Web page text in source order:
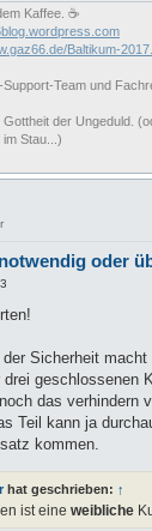
Kaffee. ☕
Baltikum-
Team und
der Ungeduld.
Stau...)
oder
Sicherheit macht
geschlossenen
das verhindern
Teil kann ja
kommen.
hat geschrieben: ↑
ist eine weibliche